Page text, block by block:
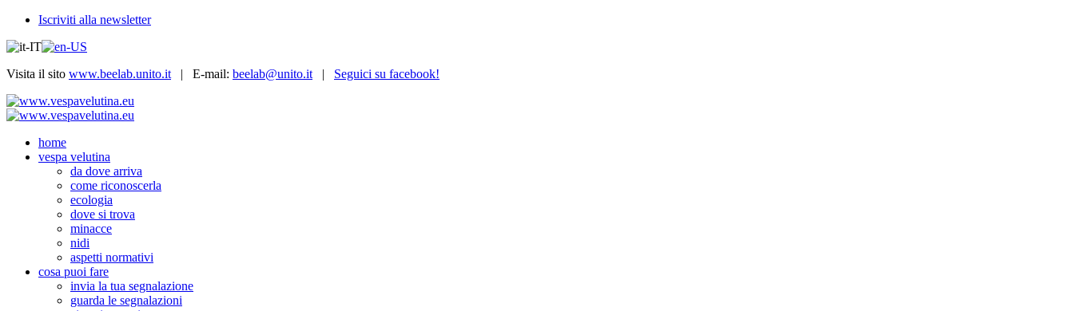
Iscriviti alla newsletter
Visita il sito www.beelab.unito.it | E-mail: beelab@unito.it | Seguici su facebook!
home
vespa velutina
da dove arriva
come riconoscerla
ecologia
dove si trova
minacce
nidi
aspetti normativi
cosa puoi fare
invia la tua segnalazione
guarda le segnalazioni